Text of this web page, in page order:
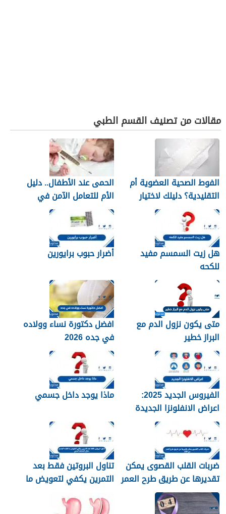
مقالات من تصنيف القسم الطبي
الفوط الصحية العضوية أم
التقليدية؟ دليلك لاختيار
النوع الأنسب لبشرتك
الحمى عند الأطفال.. دليل
الأم للتعامل الآمن في
المنزل
هل زيت السمسم مفيد
للكحه
أضرار حبوب برايورين
متى يكون نزول الدم مع
البراز خطير
افضل دكتورة نساء وولاده
في جده 2026
الفيروس الجديد 2025:
اعراض الانفلونزا الجديدة
وطرق العلاج
ماذا يوجد داخل جسمي
ضربات القلب القصوى يمكن
تقديرها عن طريق طرح العمر
من 220
تناول البروتين فقط بعد
التمرين يكفي لتعويض ما
فقده الجسم خلال النشاط
البدني